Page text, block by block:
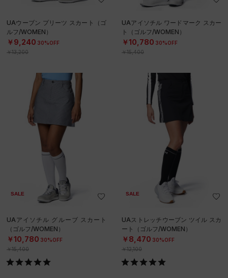
UAウーブン プリーツ スカート（ゴ
ルフ/WOMEN）
￥9,240 30%OFF
￥13,200
UAアイソチル ワードマーク スカー
ト（ゴルフ/WOMEN）
￥10,780 30%OFF
￥15,400
SALE
UAアイソチル グルーブ スカート
（ゴルフ/WOMEN）
￥10,780 30%OFF
￥15,400
SALE
UAストレッチウーブン ツイル スカ
ート（ゴルフ/WOMEN）
￥8,470 30%OFF
￥12,100